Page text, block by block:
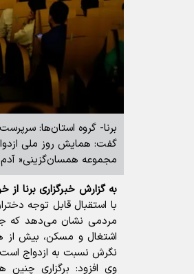
برنا- گروه استان‌ها:
گفت: همایش روز ملی
مجموعه همسان‌گزینی« آدم
به گزارش خبرگزاری برنا
با استقبال قابل توجه
مردمی نشان می‌دهد که
اشتغال و مسکن، بیش از
نگرش نسبت به ازدواج
وی افزود: برگزاری